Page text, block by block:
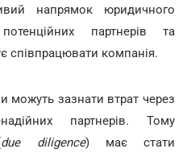
напрямок юридичного
партнерів та
співпрацювати компанія.
можуть зазнати втрат через
партнерів. Тому
due diligence) має стати